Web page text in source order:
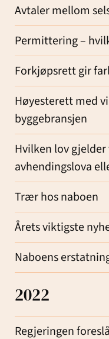
Avtaler mellom
Permittering –
Forkjøpsrett gir
Høyesterett med
byggebransjen
Hvilken lov gjelder
avhendingslova
Trær hos naboen
Årets viktigste
Naboens
2022
Regjeringen